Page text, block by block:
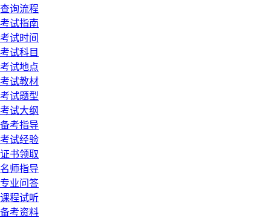
查询流程
考试指南
考试时间
考试科目
考试地点
考试教材
考试题型
考试大纲
备考指导
考试经验
证书领取
名师指导
专业问答
课程试听
备考资料